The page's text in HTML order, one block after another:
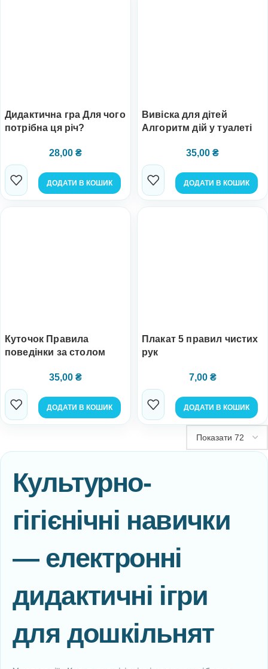
Дидактична гра Для чого
потрібна ця річ?
28,00 ₴
ДОДАТИ В КОШИК
Вивіска для дітей
Алгоритм дій у туалеті
35,00 ₴
ДОДАТИ В КОШИК
Куточок Правила
поведінки за столом
35,00 ₴
ДОДАТИ В КОШИК
Плакат 5 правил чистих
рук
7,00 ₴
ДОДАТИ В КОШИК
Культурно-
гігієнічні навички
— електронні
дидактичні ігри
для дошкільнят